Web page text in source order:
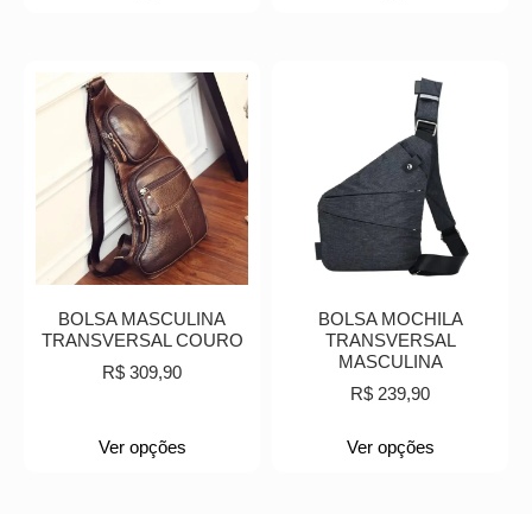
BOLSA MASCULINA
TRANSVERSAL COURO
R$ 309,90
Ver opções
BOLSA MOCHILA
TRANSVERSAL
MASCULINA
R$ 239,90
Ver opções